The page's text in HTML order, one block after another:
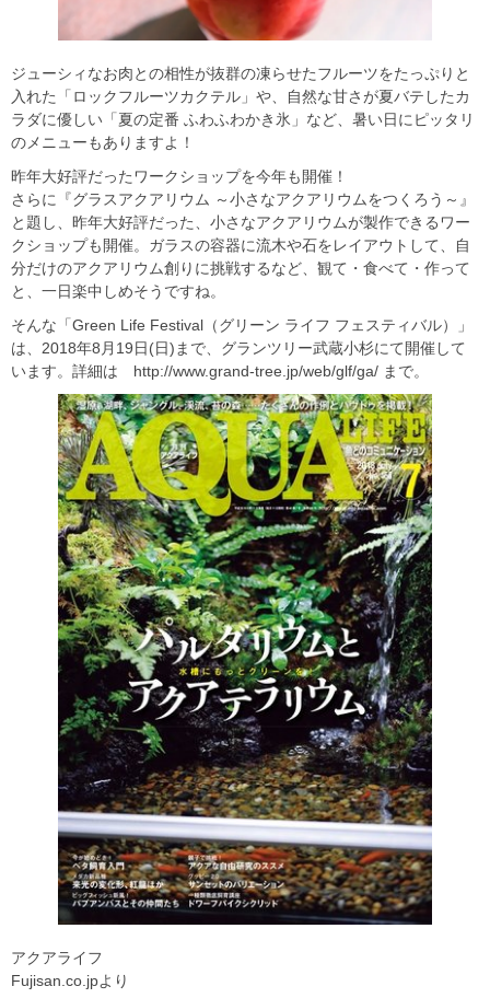
ジューシィなお肉との相性が抜群の凍らせたフルーツをたっぷりと
入れた「ロックフルーツカクテル」や、自然な甘さが夏バテしたカ
ラダに優しい「夏の定番 ふわふわかき氷」など、暑い日にピッタリ
のメニューもありますよ！
昨年大好評だったワークショップを今年も開催！
さらに『グラスアクアリウム ～小さなアクアリウムをつくろう～』
と題し、昨年大好評だった、小さなアクアリウムが製作できるワー
クショップも開催。ガラスの容器に流木や石をレイアウトして、自
分だけのアクアリウム創りに挑戦するなど、観て・食べて・作って
と、一日楽中しめそうですね。
そんな「Green Life Festival（グリーン ライフ フェスティバル）」
は、2018年8月19日(日)まで、グランツリー武蔵小杉にて開催して
います。詳細は http://www.grand-tree.jp/web/glf/ga/ まで。
アクアライフ
Fujisan.co.jpより